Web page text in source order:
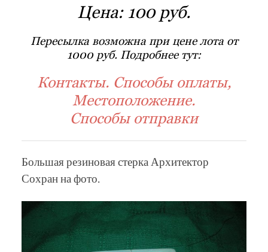
Цена: 100 руб.
Пересылка возможна при цене лота от
1000 руб. Подробнее тут:
Контакты. Способы оплаты,
Местоположение.
Способы отправки
Большая резиновая стерка Архитектор
Сохран на фото.